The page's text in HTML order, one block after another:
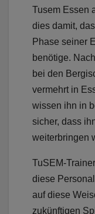
Tusem Essen
dies damit,
Phase seiner
benötige.
bei den
vermehrt in
wissen ihn in
sicher, dass
weiterbringen
TuSEM-
diese
auf diese
zukünftigen